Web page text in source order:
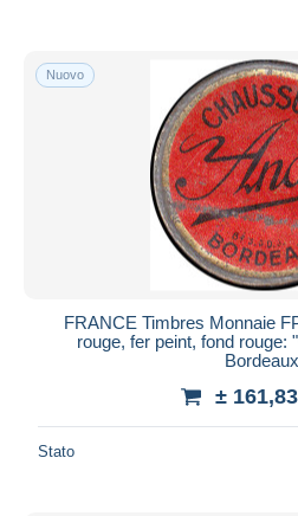
Nuovo
FRANCE Timbres Monnaie
rouge, fer peint, fond rouge:
±
Stato